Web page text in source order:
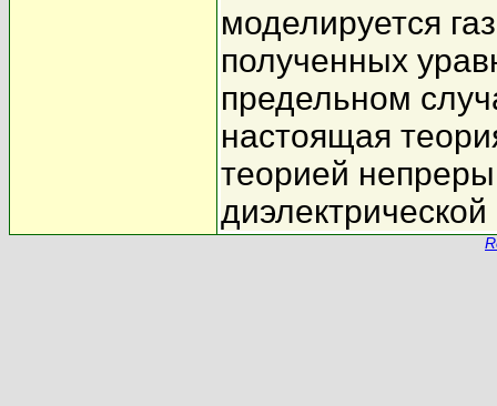
моделируется
полученных
предельном
настоящая
теорией